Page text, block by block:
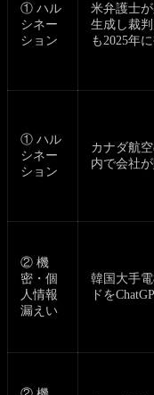
① ハル
シネー
ション
米弁護士
生成し裁
も2025年
① ハル
シネー
ション
カナダ航
内で会社
② 機
密・個
人情報
漏えい
韓国大手
ドを